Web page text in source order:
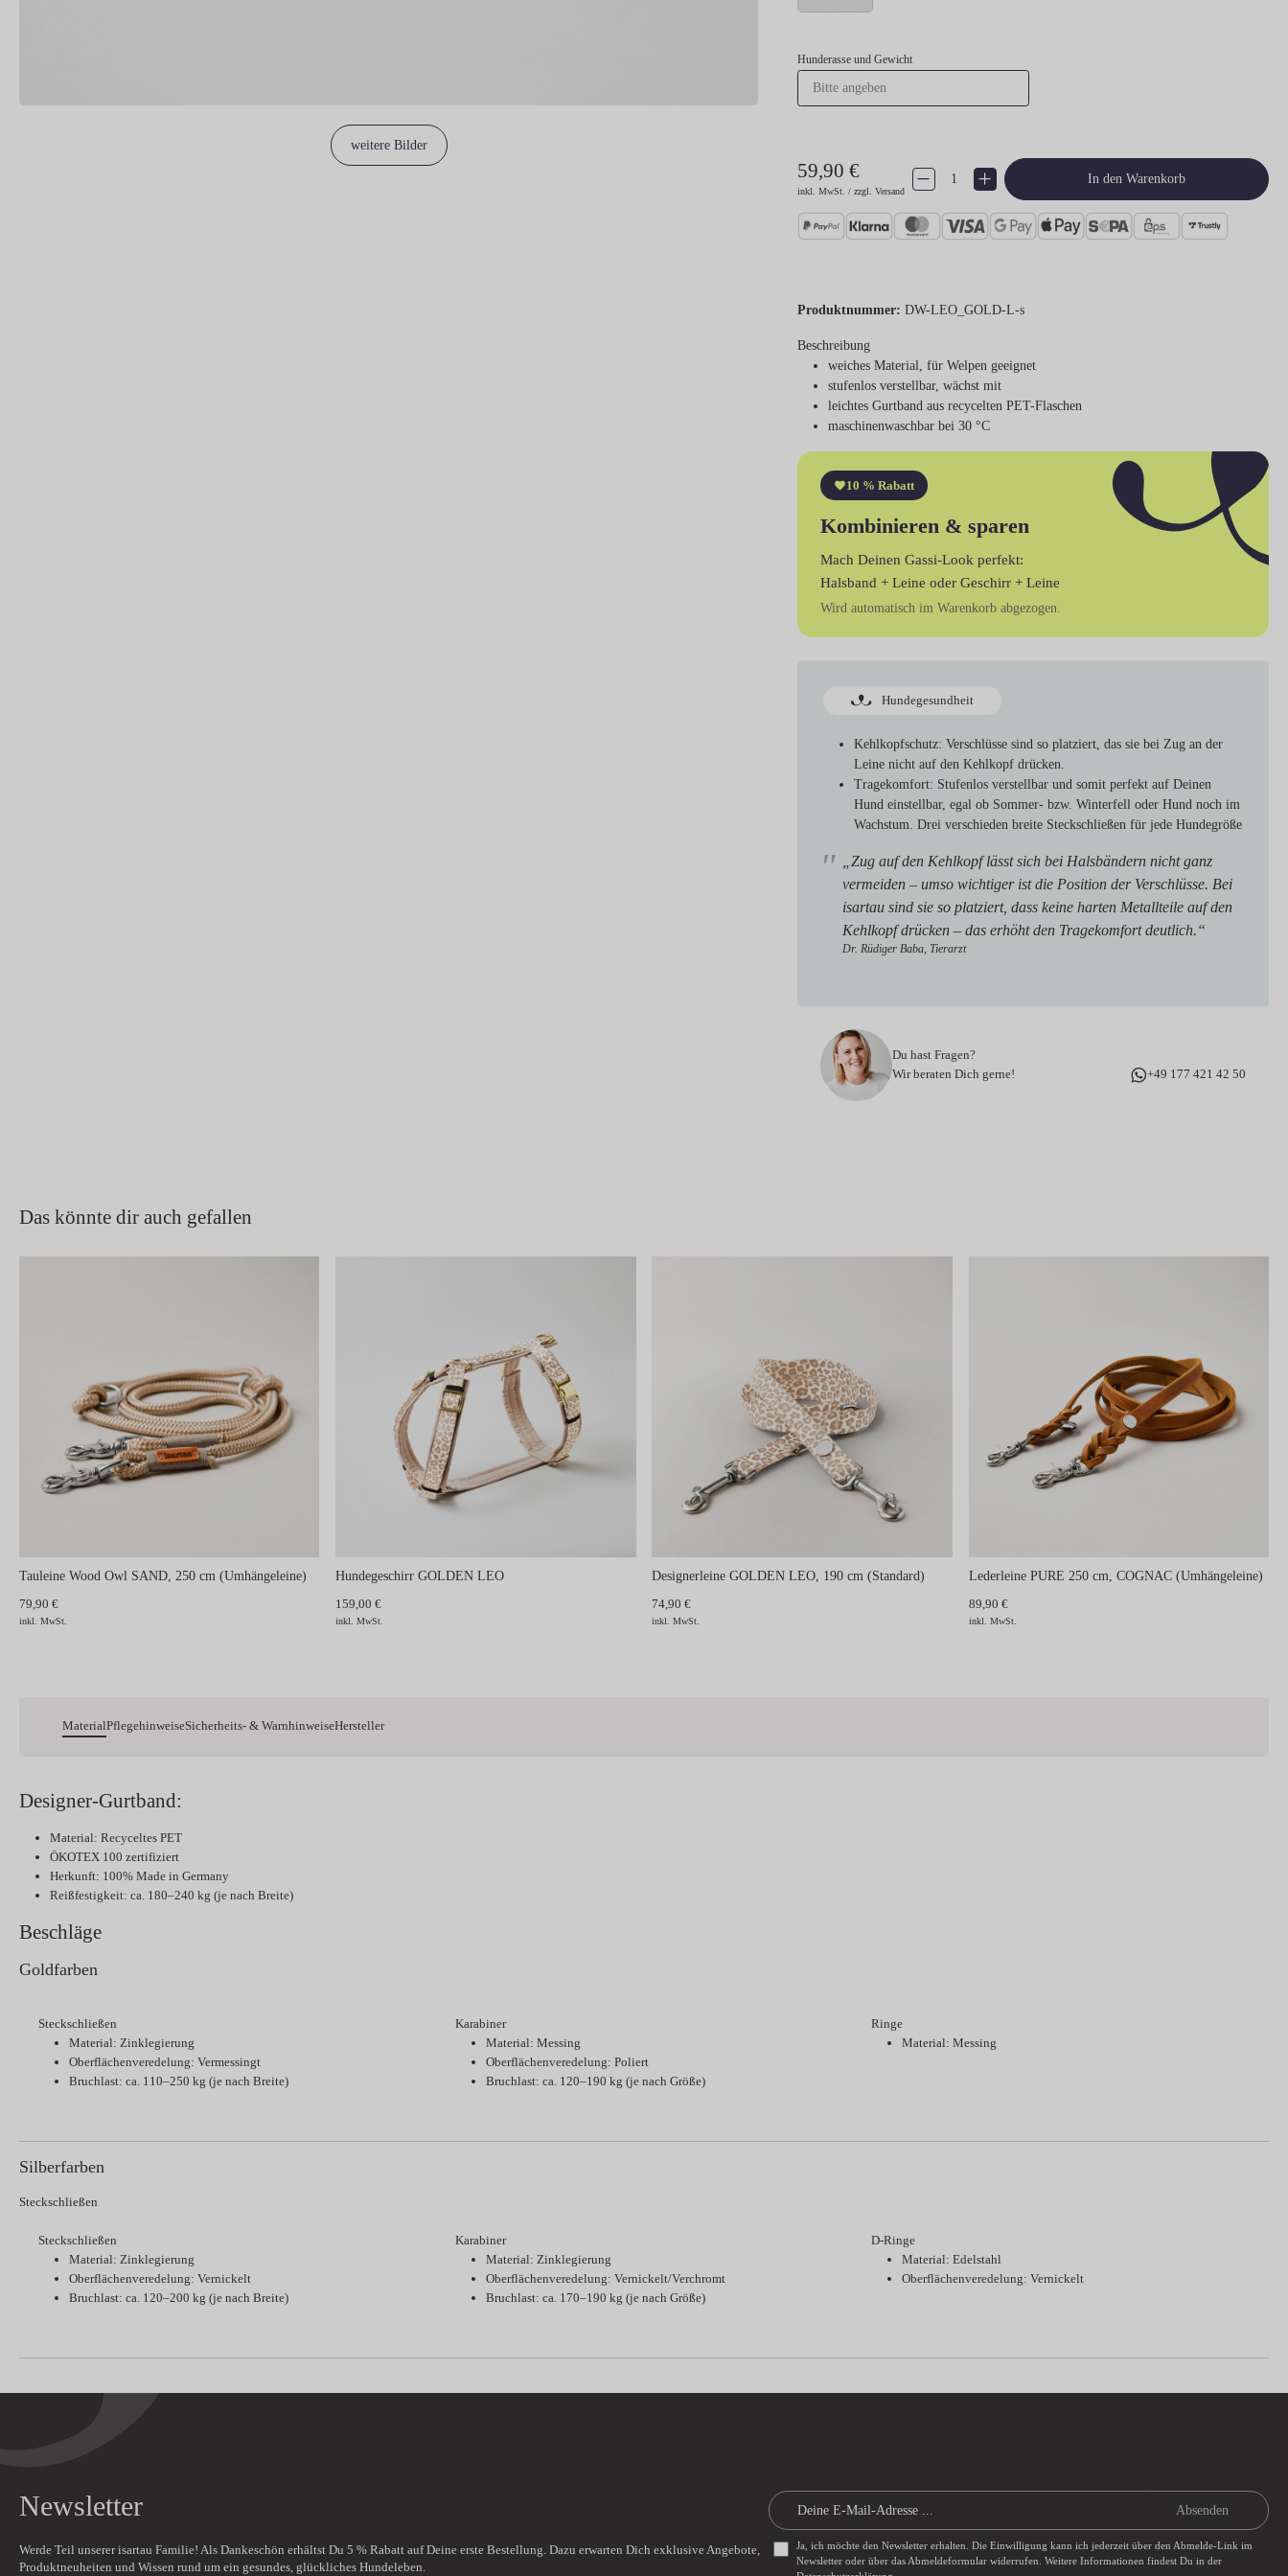
weitere Bilder
Hunderasse und Gewicht
59,90 €
inkl. MwSt. / zzgl. Versand
Produkt Anzahl: Gib den gewünschten Wert ein oder benutze die Schaltflächen
In den Warenkorb
Produktnummer: DW-LEO_GOLD-L-s
Beschreibung
weiches Material, für Welpen geeignet
stufenlos verstellbar, wächst mit
leichtes Gurtband aus recycelten PET-Flaschen
maschinenwaschbar bei 30 °C
10 % Rabatt
Kombinieren & sparen
Mach Deinen Gassi-Look perfekt:
Halsband + Leine oder Geschirr + Leine
Wird automatisch im Warenkorb abgezogen.
Hundegesundheit
Kehlkopfschutz: Verschlüsse sind so platziert, das sie bei Zug an der
Leine nicht auf den Kehlkopf drücken.
Tragekomfort: Stufenlos verstellbar und somit perfekt auf Deinen
Hund einstellbar, egal ob Sommer- bzw. Winterfell oder Hund noch im
Wachstum. Drei verschieden breite Steckschließen für jede Hundegröße
„Zug auf den Kehlkopf lässt sich bei Halsbändern nicht ganz
vermeiden – umso wichtiger ist die Position der Verschlüsse. Bei
isartau sind sie so platziert, dass keine harten Metallteile auf den
Kehlkopf drücken – das erhöht den Tragekomfort deutlich.“
Dr. Rüdiger Baba, Tierarzt
Du hast Fragen?
Wir beraten Dich gerne!
+49 177 421 42 50
Das könnte dir auch gefallen
Tauleine Wood Owl SAND, 250 cm (Umhängeleine)
79,90 €
inkl. MwSt.
Hundegeschirr GOLDEN LEO
159,00 €
inkl. MwSt.
Designerleine GOLDEN LEO, 190 cm (Standard)
74,90 €
inkl. MwSt.
Lederleine PURE 250 cm, COGNAC (Umhängeleine)
89,90 €
inkl. MwSt.
MaterialPflegehinweiseSicherheits- & WarnhinweiseHersteller
Designer-Gurtband:
Material: Recyceltes PET
ÖKOTEX 100 zertifiziert
Herkunft: 100% Made in Germany
Reißfestigkeit: ca. 180–240 kg (je nach Breite)
Beschläge
Goldfarben
Steckschließen
Material: Zinklegierung
Oberflächenveredelung: Vermessingt
Bruchlast: ca. 110–250 kg (je nach Breite)
Karabiner
Material: Messing
Oberflächenveredelung: Poliert
Bruchlast: ca. 120–190 kg (je nach Größe)
Ringe
Material: Messing
Silberfarben
Steckschließen
Steckschließen
Material: Zinklegierung
Oberflächenveredelung: Vernickelt
Bruchlast: ca. 120–200 kg (je nach Breite)
Karabiner
Material: Zinklegierung
Oberflächenveredelung: Vernickelt/Verchromt
Bruchlast: ca. 170–190 kg (je nach Größe)
D-Ringe
Material: Edelstahl
Oberflächenveredelung: Vernickelt
Newsletter
Werde Teil unserer isartau Familie! Als Dankeschön erhältst Du 5 % Rabatt auf Deine erste Bestellung. Dazu erwarten Dich exklusive Angebote,
Produktneuheiten und Wissen rund um ein gesundes, glückliches Hundeleben.
Absenden
Ja, ich möchte den Newsletter erhalten. Die Einwilligung kann ich jederzeit über den Abmelde-Link im
Newsletter oder über das Abmeldeformular widerrufen. Weitere Informationen findest Du in der